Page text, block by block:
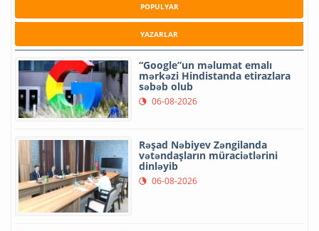
POPULYAR
YAZARLAR
“Google”un məlumat emalı
mərkəzi Hindistanda etirazlara
səbəb olub
06-08-2026
Rəşad Nəbiyev Zəngilanda
vətəndaşların müraciətlərini
dinləyib
06-08-2026